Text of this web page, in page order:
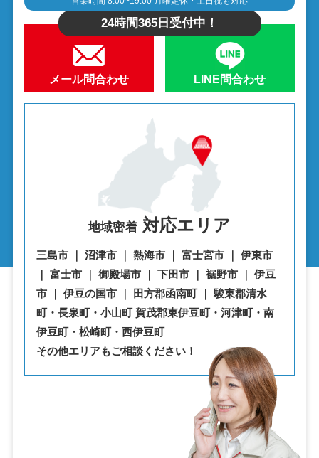
24時間365日受付中！
メール問合わせ LINE問合わせ
地域密着対応エリア
三島市 ｜ 沼津市 ｜ 熱海市 ｜ 富士宮市 ｜ 伊東市
｜ 富士市 ｜ 御殿場市 ｜ 下田市 ｜ 裾野市 ｜ 伊豆
市 ｜ 伊豆の国市 ｜ 田方郡函南町 ｜ 駿東郡清水
町・⾧泉町・小山町 賀茂郡東伊豆町・河津町・南
伊豆町・松崎町・西伊豆町
その他エリアもご相談ください！